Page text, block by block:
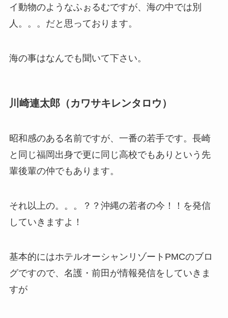
イ動物のようなふぉるむですが、海の中では別
人。。。だと思っております。
海の事はなんでも聞いて下さい。
川崎連太郎（カワサキレンタロウ）
昭和感のある名前ですが、一番の若手です。長崎
と同じ福岡出身で更に同じ高校でもありという先
輩後輩の仲でもあります。
それ以上の。。。？？沖縄の若者の今！！を発信
していきますよ！
基本的にはホテルオーシャンリゾートPMCのブロ
グですので、名護・前田が情報発信をしていきま
すが